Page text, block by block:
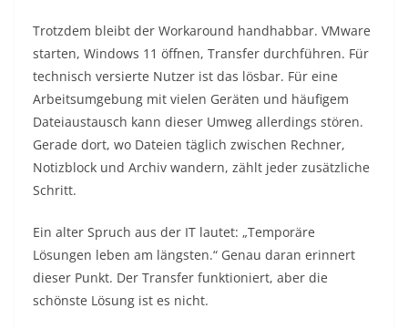
Trotzdem bleibt der Workaround handhabbar. VMware
starten, Windows 11 öffnen, Transfer durchführen. Für
technisch versierte Nutzer ist das lösbar. Für eine
Arbeitsumgebung mit vielen Geräten und häufigem
Dateiaustausch kann dieser Umweg allerdings stören.
Gerade dort, wo Dateien täglich zwischen Rechner,
Notizblock und Archiv wandern, zählt jeder zusätzliche
Schritt.
Ein alter Spruch aus der IT lautet: „Temporäre
Lösungen leben am längsten.“ Genau daran erinnert
dieser Punkt. Der Transfer funktioniert, aber die
schönste Lösung ist es nicht.